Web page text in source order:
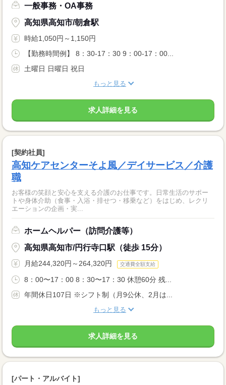
一般事務・OA事務
高知県高知市/朝倉駅
時給1,050円～1,150円
【勤務時間例】 8：30-17：30 9：00-17：00...
土曜日 日曜日 祝日
もっと見る
求人詳細を見る
[契約社員]
高知ケアセンターそよ風／デイサービス／介護
職
お客様の笑顔と安心を支える介護のお仕事です。日常生活のサポー
トや身体介助（食事・入浴・排せつ・移乗など）をはじめ、レクリ
エーションの企画・実...
ホームヘルパー（訪問介護等）
高知県高知市/円行寺口駅（徒歩 15分）
月給244,320円～264,320円 交通費全額支給
8：00〜17：00 8：30〜17：30 休憩60分 残...
年間休日107日 ※シフト制（月9公休、2月は...
もっと見る
求人詳細を見る
[パート・アルバイト]